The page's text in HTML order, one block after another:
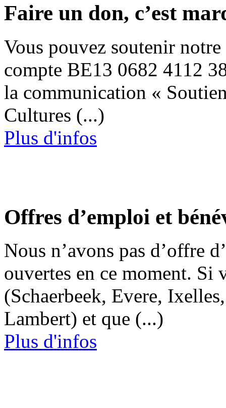
Faire un don, c’est
Vous pouvez soutenir
compte BE13 0682 4112
la communication «
Cultures (...)
Plus d'infos
Offres d’emploi et
Nous n’avons pas d’offre
ouvertes en ce moment. Si
(Schaerbeek, Evere,
Lambert) et que (...)
Plus d'infos